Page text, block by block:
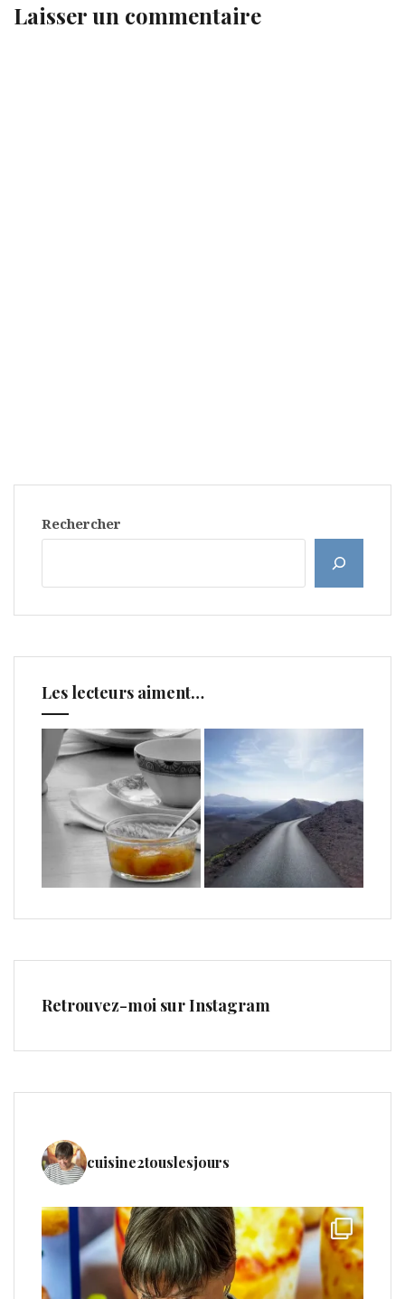
Laisser un commentaire
Rechercher
Les lecteurs aiment…
Retrouvez-moi sur Instagram
cuisine2touslesjours